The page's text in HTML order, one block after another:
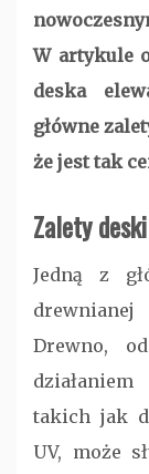
W artykule
deska
główne
że jest tak
Zalety
Jedną z
Drewno,
takich jak
UV, może